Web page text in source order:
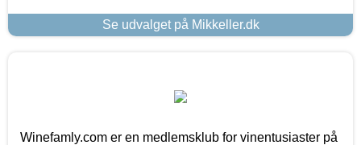
Se udvalget på Mikkeller.dk
Winefamly.com er en medlemsklub for vinentusiaster på